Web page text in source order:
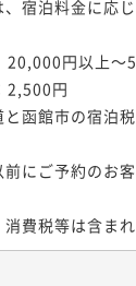
宿泊料金に応
円以上～
2,500円
函館市の宿泊
にご予約のお
費税等は含ま